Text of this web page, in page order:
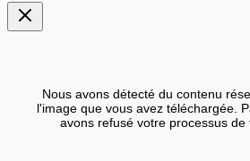
Nous avons détecté du contenu
l'image que vous avez téléchargée.
avons refusé votre processus de